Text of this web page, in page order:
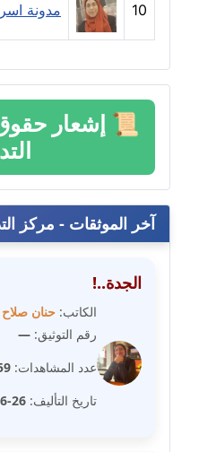
مدونة داليا نور
مدونة دعاء البدري
عاملة
عاملة
مدونة دعاء الشاهد
مدونة دينا منير
عاملة
10 مدونة
📜 إشعار
آخر الموثقات - مركز
الجدة..!
الكاتب: حنان صلاح
رقم التوثيق: —
عدد المشاهدات:
تاريخ التأليف: 26-06-2026